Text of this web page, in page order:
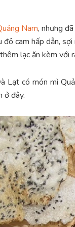
Nam, nhưng
đỏ cam hấp dẫn,
lạc ăn kèm với
Lạt có món mì
ở đây.